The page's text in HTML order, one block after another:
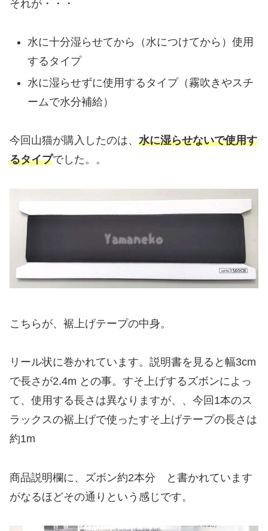
それが・・・
水に十分湿らせてから（水につけてから）使用
するタイプ
水に湿らせずに使用するタイプ（霧吹きやスチ
ームで水分補給）
今回山猫が購入したのは、 水に湿らせないで使用す
るタイプでした。。
こちらが、裾上げテープの中身。
リール状に巻かれています。説明書を見ると幅3cm
で長さが2.4m との事。すそ上げするズボンによっ
て、使用する長さは異なりますが、、今回1本のス
ラックスの裾上げで使ったすそ上げテープの長さは
約1m
商品説明欄に、ズボン約2本分 と書かれています
がなるほどその通りという感じです。